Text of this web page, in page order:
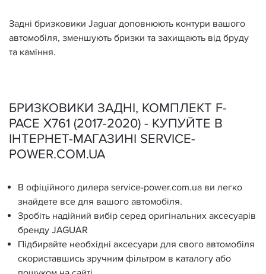
Задні бризковики Jaguar доповнюють контури вашого
автомобіля, зменшують бризки та захищають від бруду
та каміння.
БРИЗКОВИКИ ЗАДНІ, КОМПЛЕКТ F-
PACE X761 (2017-2020) - КУПУЙТЕ В
ІНТЕРНЕТ-МАГАЗИНІ SERVICE-
POWER.COM.UA
В офіційного дилера service-power.com.ua ви легко
знайдете все для вашого автомобіля.
Зробіть надійний вибір серед оригінальних аксесуарів
бренду JAGUAR
Підбирайте необхідні аксесуари для свого автомобіля
скориставшись зручним фільтром в каталогу або